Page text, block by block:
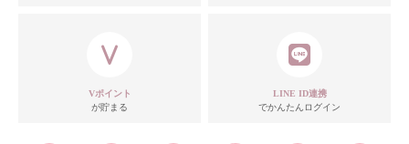
Vポイント
が貯まる
LINE ID連携
でかんたんログイン